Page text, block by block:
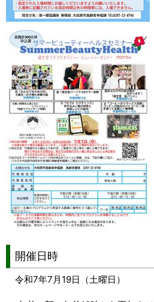
開催日時
令和7年7月19日（土曜日）